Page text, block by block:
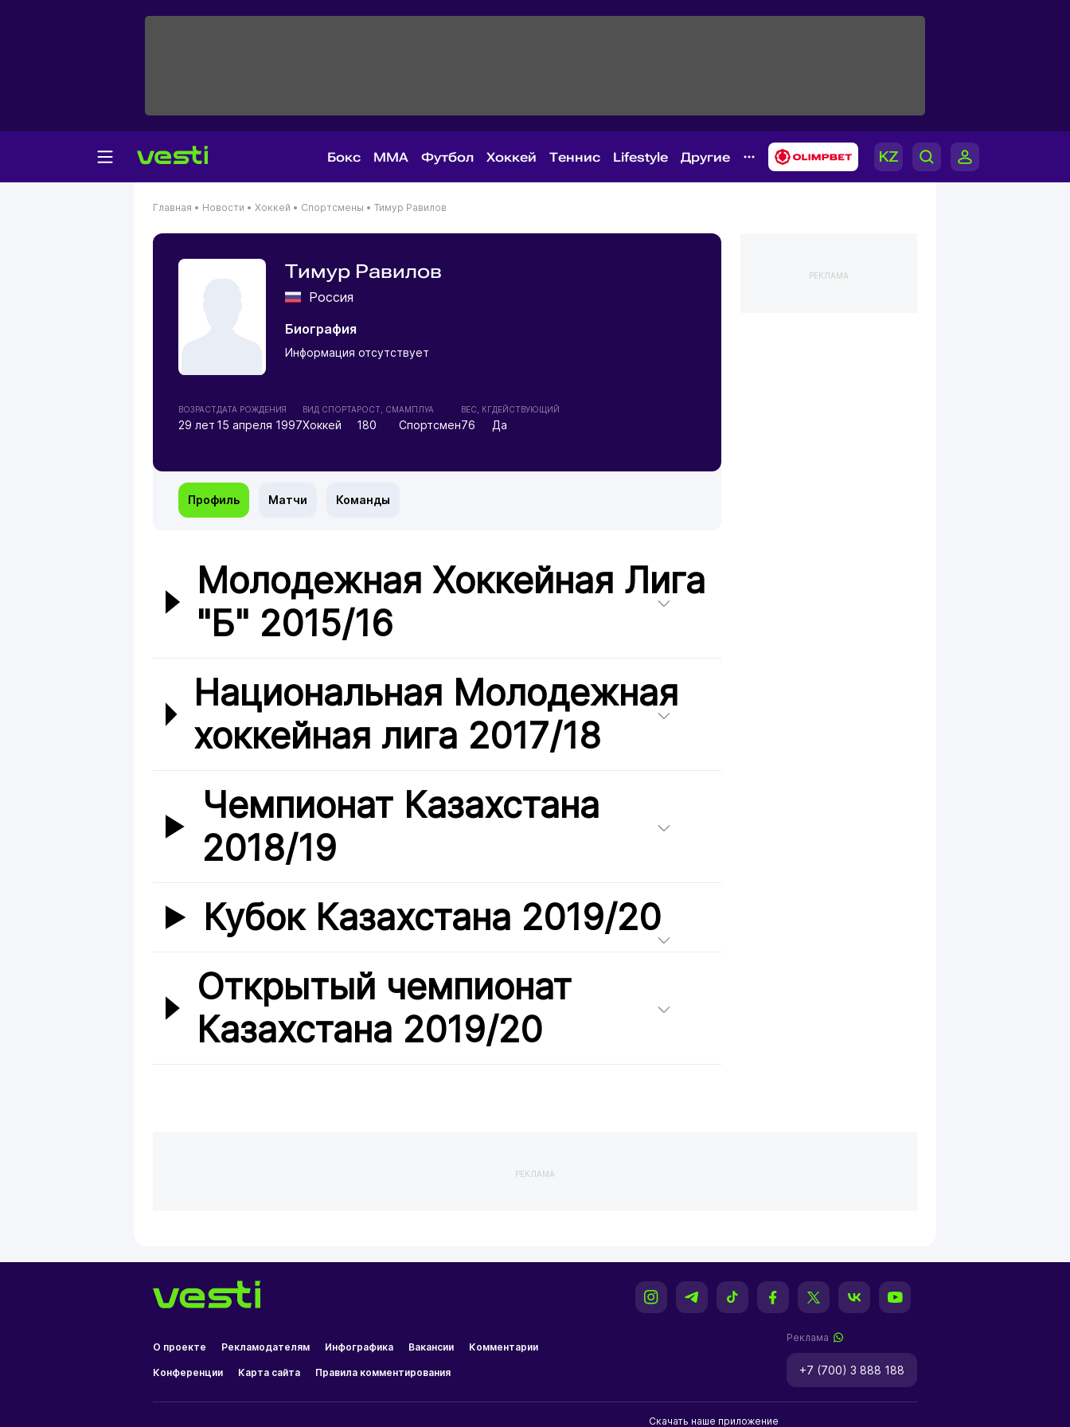
Бокс MMA Футбол Хоккей Теннис Lifestyle Другие
Главная • Новости • Хоккей • Спортсмены • Тимур Равилов
Тимур Равилов
Россия
Биография
Информация отсутствует
ВОЗРАСТ
29 лет
ДАТА РОЖДЕНИЯ
15 апреля 1997
ВИД СПОРТА
Хоккей
РОСТ, СМ
180
АМПЛУА
Спортсмен
ВЕС, КГ
76
ДЕЙСТВУЮЩИЙ
Да
Профиль Матчи Команды
Молодежная Хоккейная Лига
"Б" 2015/16
Национальная Молодежная
хоккейная лига 2017/18
Чемпионат Казахстана
2018/19
Кубок Казахстана 2019/20
Открытый чемпионат
Казахстана 2019/20
РЕКЛАМА
РЕКЛАМА
О проекте Рекламодателям Инфографика Вакансии Комментарии
Конференции Карта сайта Правила комментирования
Реклама
+7 (700) 3 888 188
Скачать наше приложение